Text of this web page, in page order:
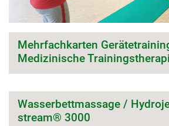
Mehrfachkarten
Medizinische
Wasserbettmassage /
stream® 3000